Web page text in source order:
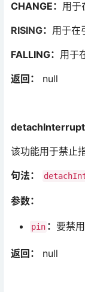
CHANGE： 用于
RISING： 用于在
FALLING： 用于
返回：
null
该功能用于禁止
句法：
参数：
pin ： 要禁
返回： null